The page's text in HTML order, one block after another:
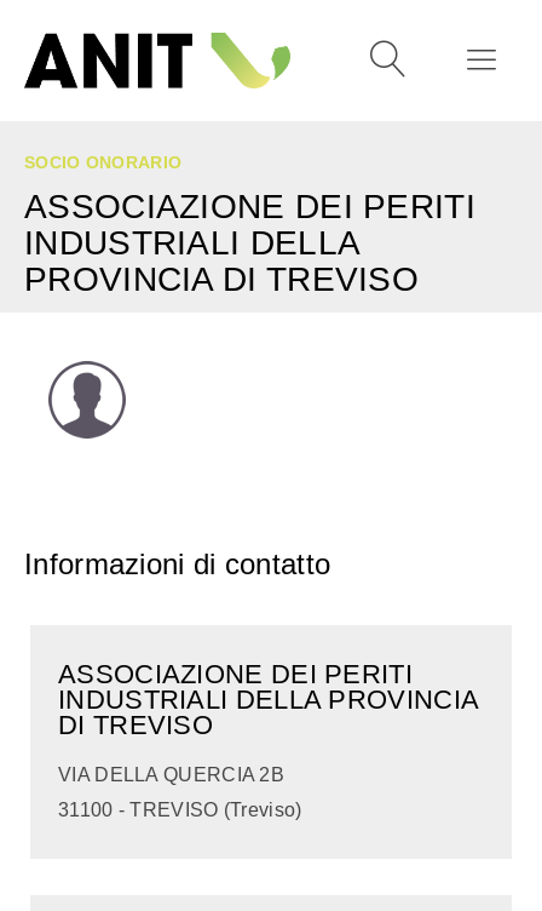
SOCIO ONORARIO
ASSOCIAZIONE DEI PERITI
INDUSTRIALI DELLA
PROVINCIA DI TREVISO
Informazioni di contatto
ASSOCIAZIONE DEI PERITI
INDUSTRIALI DELLA PROVINCIA
DI TREVISO
VIA DELLA QUERCIA 2B
31100 - TREVISO (Treviso)